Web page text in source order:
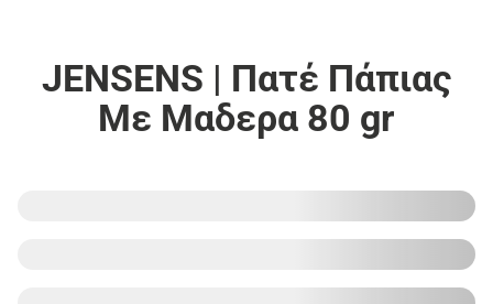
JENSENS | Πατέ Πάπιας
Με Μαδερα 80 gr